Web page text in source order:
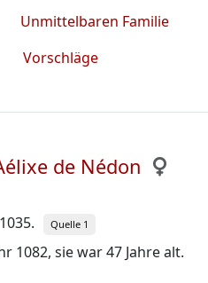
Unmittelbaren Familie
Vorschläge
de Nédon
. Quelle 1
1082, sie war 47 Jahre alt.